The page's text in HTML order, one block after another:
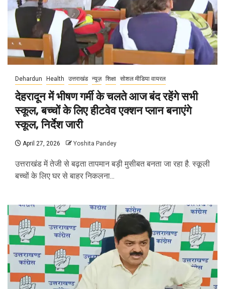
Dehardun Health उत्तराखंड न्यूज़ शिक्षा सोशल मीडिया वायरल
देहरादून में भीषण गर्मी के चलते आज बंद रहेंगे सभी
स्कूल, बच्चों के लिए हीटवेव एक्शन प्लान बनाएंगे
स्कूल, निर्देश जारी
April 27, 2026 Yoshita Pandey
उत्तराखंड में तेजी से बढ़ता तापमान बड़ी मुसीबत बनता जा रहा है. स्कूली
बच्चों के लिए घर से बाहर निकलना...